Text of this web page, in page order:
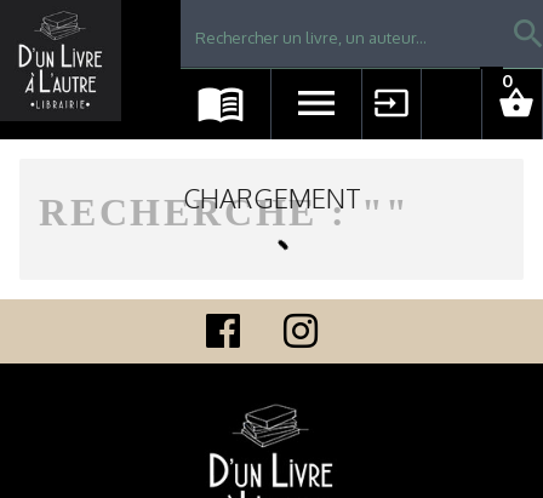
Librairie D'un livre à l'autre - Avranches
menu_book menu input shopping_basket
0
RECHERCHE : " "
CHARGEMENT